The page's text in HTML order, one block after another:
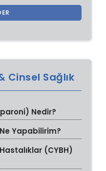
Cinsel Sağlık
Nedir?
Ne Yapabilirim?
(CYBH)